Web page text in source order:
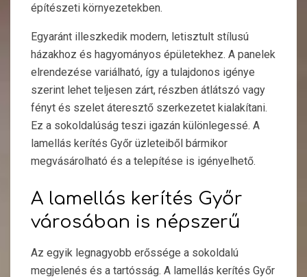
építészeti környezetekben.
Egyaránt illeszkedik modern, letisztult stílusú
házakhoz és hagyományos épületekhez. A panelek
elrendezése variálható, így a tulajdonos igénye
szerint lehet teljesen zárt, részben átlátszó vagy
fényt és szelet áteresztő szerkezetet kialakítani.
Ez a sokoldalúság teszi igazán különlegessé. A
lamellás kerítés Győr üzleteiből bármikor
megvásárolható és a telepítése is igényelhető.
A lamellás kerítés Győr
városában is népszerű
Az egyik legnagyobb erőssége a sokoldalú
megjelenés és a tartósság. A lamellás kerítés Győr